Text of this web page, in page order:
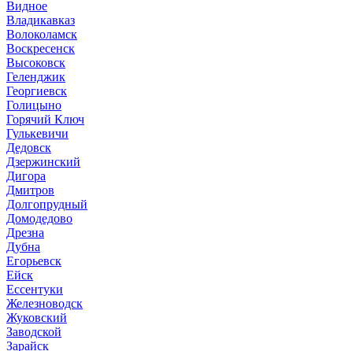
Видное
Владикавказ
Волоколамск
Воскресенск
Высоковск
Геленджик
Георгиевск
Голицыно
Горячий Ключ
Гулькевичи
Дедовск
Дзержинский
Дигора
Дмитров
Долгопрудный
Домодедово
Дрезна
Дубна
Егорьевск
Ейск
Ессентуки
Железноводск
Жуковский
Заводской
Зарайск